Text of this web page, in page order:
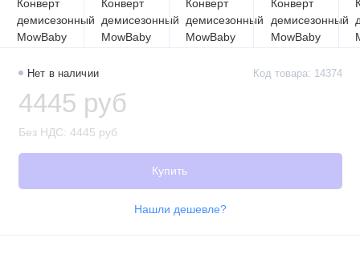
Нет в наличии Код товара: 14374
4445 руб
Без НДС: 4445 руб
Купить
Нашли дешевле?